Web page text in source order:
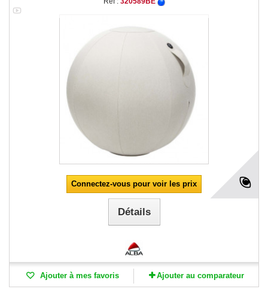
Connectez-vous pour voir les prix
Détails
Ajouter à mes favoris Ajouter au comparateur